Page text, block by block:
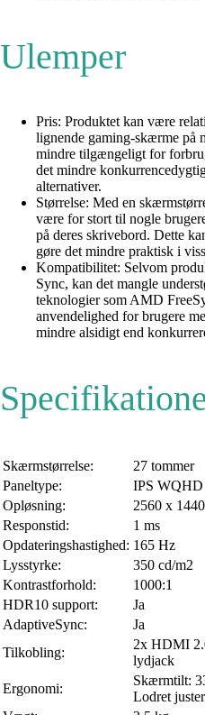
Ulemper
Pris: Produktet kan være
lignende gaming-skærme på
mindre tilgængeligt for
det mindre
alternativer.
Størrelse: Med en
være for stort til nogle
på deres skrivebord. Dette
gøre det mindre praktisk i
Kompatibilitet: Selvom
Sync, kan det mangle
teknologier som AMD
anvendelighed for brugere
mindre alsidigt end
Skærmstørrelse:
27 tommer
Paneltype:
IPS WQHD
Opløsning:
2560 x
Responstid:
1 ms
Opdateringshastighed: 165 Hz
Lysstyrke:
350 cd/m2
Kontrastforhold:
1000:1
HDR10 support:
Ja
AdaptiveSync:
Ja
Tilkobling:
2x HDMI
lydjack
Ergonomi:
Skærmtilt:
Lodret